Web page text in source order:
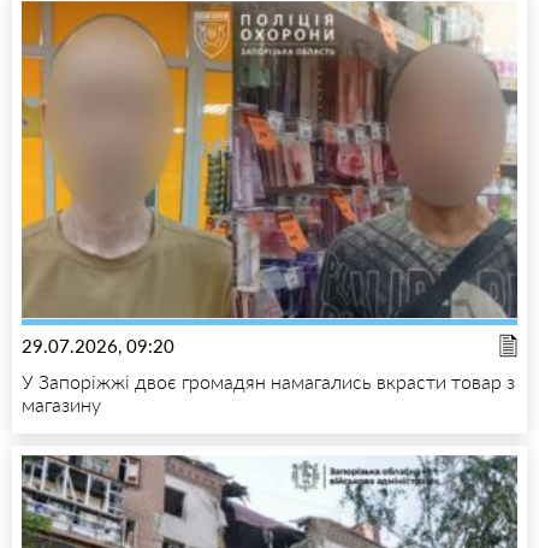
29.07.2026, 09:20
У Запоріжжі двоє громадян намагались вкрасти товар з
магазину